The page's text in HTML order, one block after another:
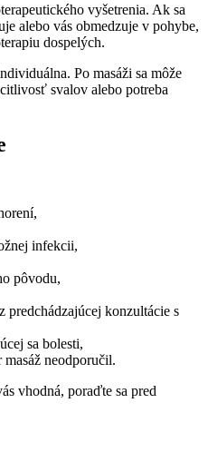
vyšetrenia. Ak sa
alebo vás obmedzuje v pohybe,
dospelých.
Po masáži sa môže
svalov alebo potreba
infekcii,
pôvodu,
predchádzajúcej konzultácie s
sa bolesti,
neodporučil.
vhodná, poraďte sa pred